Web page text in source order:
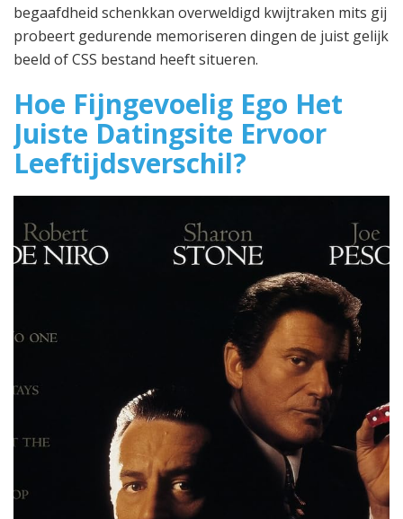
begaafdheid schenkkan overweldigd kwijtraken mits gij
probeert gedurende memoriseren dingen de juist gelijk
beeld of CSS bestand heeft situeren.
Hoe Fijngevoelig Ego Het
Juiste Datingsite Ervoor
Leeftijdsverschil?